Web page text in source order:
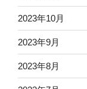
2023年10月
2023年9月
2023年8月